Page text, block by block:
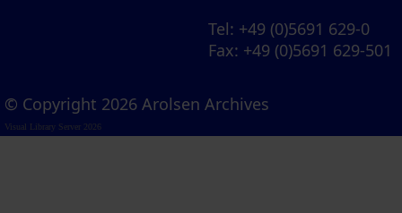
Tel: +49 (0)5691 629-0
Fax: +49 (0)5691 629-501
© Copyright 2026 Arolsen Archives
Visual Library Server 2026